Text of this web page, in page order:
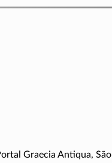
Graecia Antiqua, São